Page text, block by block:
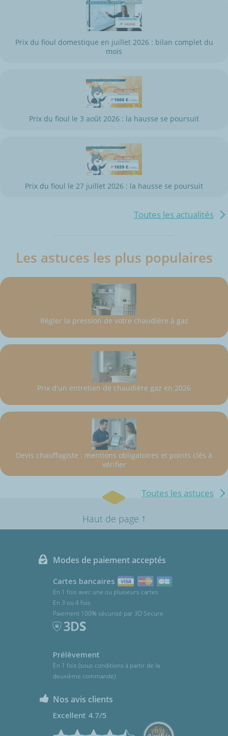
Prix du fioul domestique en juillet 2026 : bilan complet du
mois
Prix du fioul le 3 août 2026 : la hausse se poursuit
Prix du fioul le 27 juillet 2026 : la hausse se poursuit
Toutes les actualités
Les astuces les plus populaires
Régler la pression de votre chaudière à gaz
Prix d'un entretien de chaudière gaz en 2026
Devis chauffagiste : mentions obligatoires et points clés à
vérifier
Toutes les astuces
Haut de page ↑
Modes de paiement acceptés
Cartes bancaires
En 1 fois avec une ou plusieurs cartes
En 3 ou 4 fois
Paiement 100% sécurisé par 3D Secure
Prélèvement
En 1 fois (sous conditions à partir de la
deuxième commande)
Nos avis clients
Excellent 4.7/5